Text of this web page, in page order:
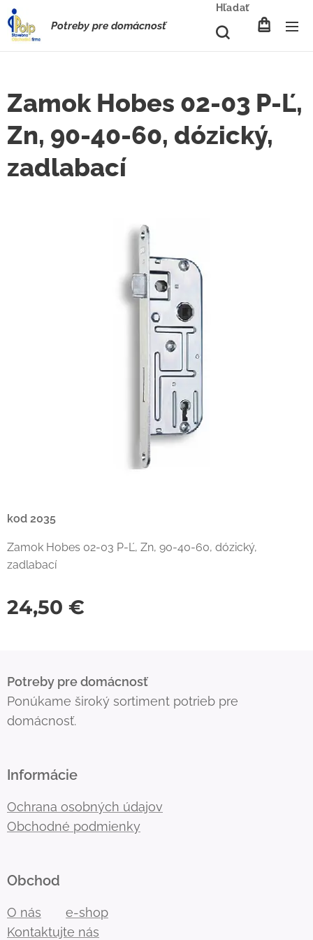
Potreby pre domácnosť
Hľadať
Zamok Hobes 02-03 P-Ľ,
Zn, 90-40-60, dózický,
zadlabací
kod 2035
Zamok Hobes 02-03 P-Ľ, Zn, 90-40-60, dózický,
zadlabací
24,50 €
Potreby pre domácnosť
Ponúkame široký sortiment potrieb pre
domácnosť.
Informácie
Ochrana osobných údajov
Obchodné podmienky
Obchod
O nás
e-shop
Kontaktujte nás